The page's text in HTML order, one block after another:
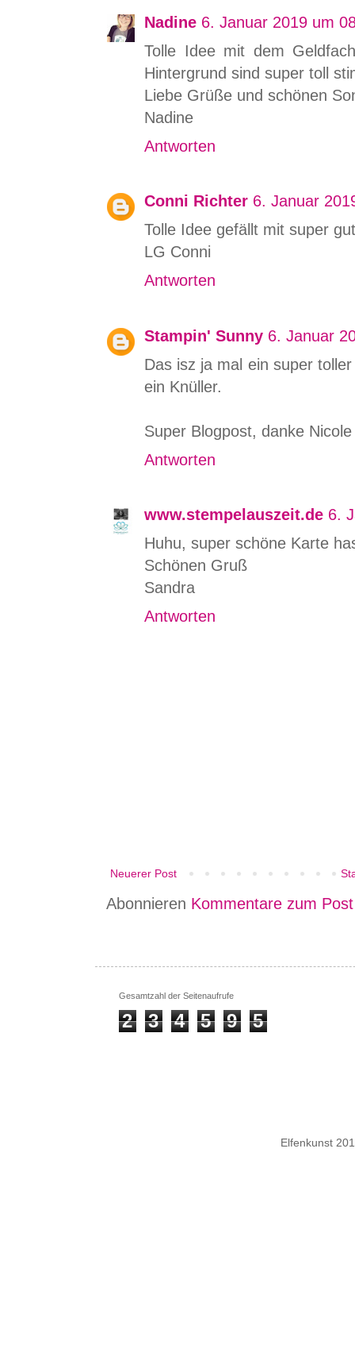
Nadine 6. Januar 2019 um
Tolle Idee mit dem
Hintergrund sind super toll
Liebe Grüße und schönen
Nadine
Antworten
Conni Richter 6. Januar
Tolle Idee gefällt mit super
LG Conni
Antworten
Stampin' Sunny 6. Januar
Das isz ja mal ein super
ein Knüller.
Super Blogpost, danke
Antworten
www.stempelauszeit.de 6.
Huhu, super schöne Karte
Schönen Gruß
Sandra
Antworten
Neuerer Post
Abonnieren Kommentare zum
Gesamtzahl der Seitenaufrufe
2 3 4 5 9 5
Elfenkunst